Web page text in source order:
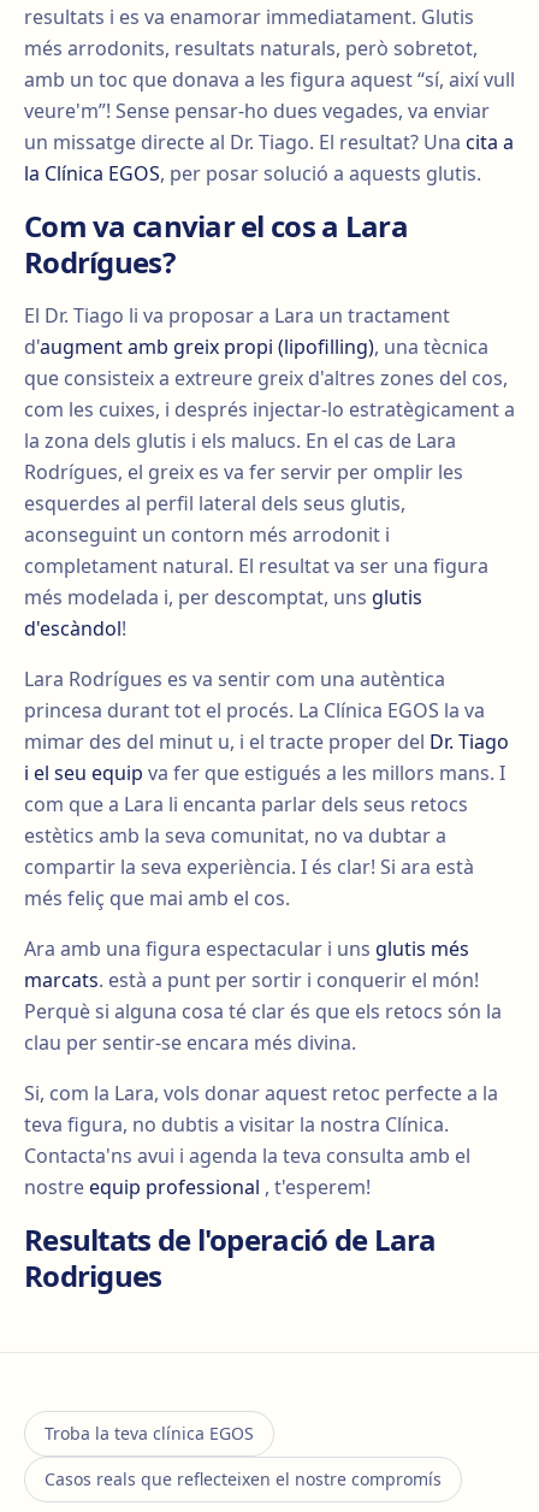
resultats i es va enamorar immediatament. Glutis
més arrodonits, resultats naturals, però sobretot,
amb un toc que donava a les figura aquest “sí, així vull
veure'm”! Sense pensar-ho dues vegades, va enviar
un missatge directe al Dr. Tiago. El resultat? Una cita a
la Clínica EGOS, per posar solució a aquests glutis.
Com va canviar el cos a Lara
Rodrígues?
El Dr. Tiago li va proposar a Lara un tractament
d'augment amb greix propi (lipofilling), una tècnica
que consisteix a extreure greix d'altres zones del cos,
com les cuixes, i després injectar-lo estratègicament a
la zona dels glutis i els malucs. En el cas de Lara
Rodrígues, el greix es va fer servir per omplir les
esquerdes al perfil lateral dels seus glutis,
aconseguint un contorn més arrodonit i
completament natural. El resultat va ser una figura
més modelada i, per descomptat, uns glutis
d'escàndol!
Lara Rodrígues es va sentir com una autèntica
princesa durant tot el procés. La Clínica EGOS la va
mimar des del minut u, i el tracte proper del Dr. Tiago
i el seu equip va fer que estigués a les millors mans. I
com que a Lara li encanta parlar dels seus retocs
estètics amb la seva comunitat, no va dubtar a
compartir la seva experiència. I és clar! Si ara està
més feliç que mai amb el cos.
Ara amb una figura espectacular i uns glutis més
marcats. està a punt per sortir i conquerir el món!
Perquè si alguna cosa té clar és que els retocs són la
clau per sentir-se encara més divina.
Si, com la Lara, vols donar aquest retoc perfecte a la
teva figura, no dubtis a visitar la nostra Clínica.
Contacta'ns avui i agenda la teva consulta amb el
nostreequip professional , t'esperem!
Resultats de l'operació de Lara
Rodrigues
Troba la teva clínica EGOS
Casos reals que reflecteixen el nostre compromís